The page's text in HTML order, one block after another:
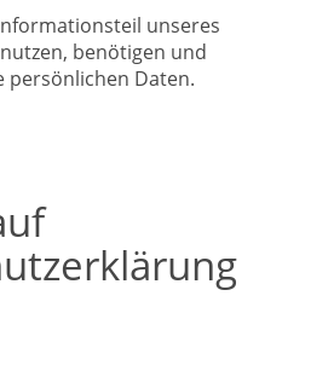
unseres
benötigen und
persönlichen Daten.